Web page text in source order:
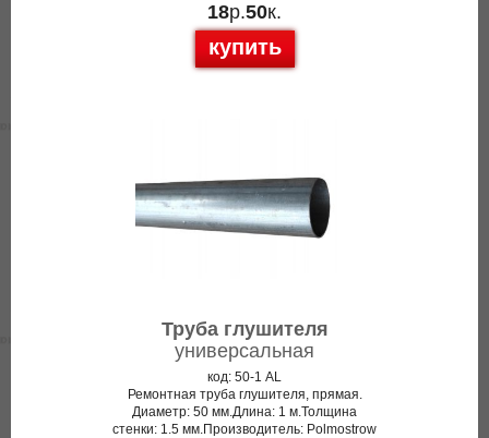
18р.50к.
купить
Труба глушителя
универсальная
код: 50-1 AL
Ремонтная труба глушителя, прямая.
Диаметр: 50 мм.Длина: 1 м.Толщина
стенки: 1.5 мм.Производитель: Polmostrow